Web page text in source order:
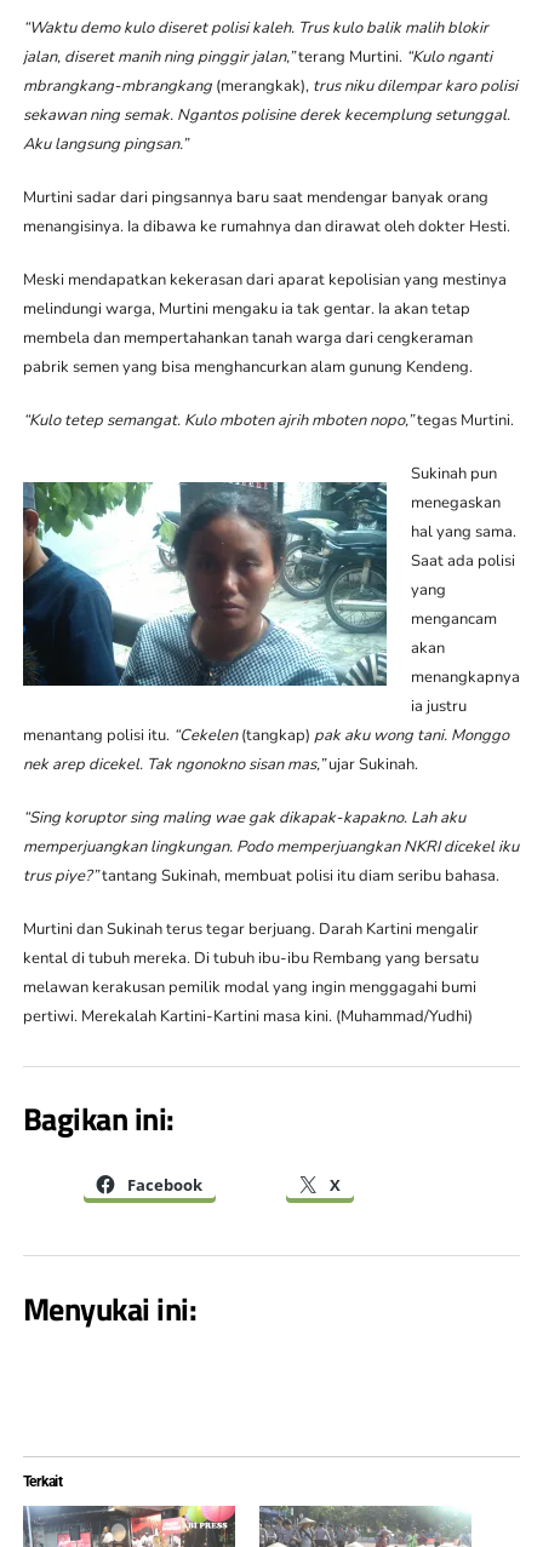
“Waktu demo kulo diseret polisi kaleh. Trus kulo balik malih blokir
jalan, diseret manih ning pinggir jalan,”terang Murtini. “Kulo nganti
mbrangkang-mbrangkang(merangkak), trus niku dilempar karo polisi
sekawan ning semak. Ngantos polisine derek kecemplung setunggal.
Aku langsung pingsan.”
Murtini sadar dari pingsannya baru saat mendengar banyak orang
menangisinya. Ia dibawa ke rumahnya dan dirawat oleh dokter Hesti.
Meski mendapatkan kekerasan dari aparat kepolisian yang mestinya
melindungi warga, Murtini mengaku ia tak gentar. Ia akan tetap
membela dan mempertahankan tanah warga dari cengkeraman
pabrik semen yang bisa menghancurkan alam gunung Kendeng.
“Kulo tetep semangat. Kulo mboten ajrih mboten nopo,”tegas Murtini.
Sukinah pun
menegaskan
hal yang sama.
Saat ada polisi
yang
mengancam
akan
menangkapnya
ia justru
menantang polisi itu. “Cekelen(tangkap) pak aku wong tani. Monggo
nek arep dicekel. Tak ngonokno sisan mas,”ujar Sukinah.
“Sing koruptor sing maling wae gak dikapak-kapakno. Lah aku
memperjuangkan lingkungan. Podo memperjuangkan NKRI dicekel iku
trus piye?”tantang Sukinah, membuat polisi itu diam seribu bahasa.
Murtini dan Sukinah terus tegar berjuang. Darah Kartini mengalir
kental di tubuh mereka. Di tubuh ibu-ibu Rembang yang bersatu
melawan kerakusan pemilik modal yang ingin menggagahi bumi
pertiwi. Merekalah Kartini-Kartini masa kini. (Muhammad/Yudhi)
Bagikan ini:
Facebook X
Menyukai ini:
Terkait